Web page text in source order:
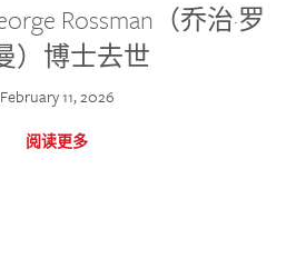
Rossman（乔治·罗
）博士去世
February 11, 2026
阅读更多